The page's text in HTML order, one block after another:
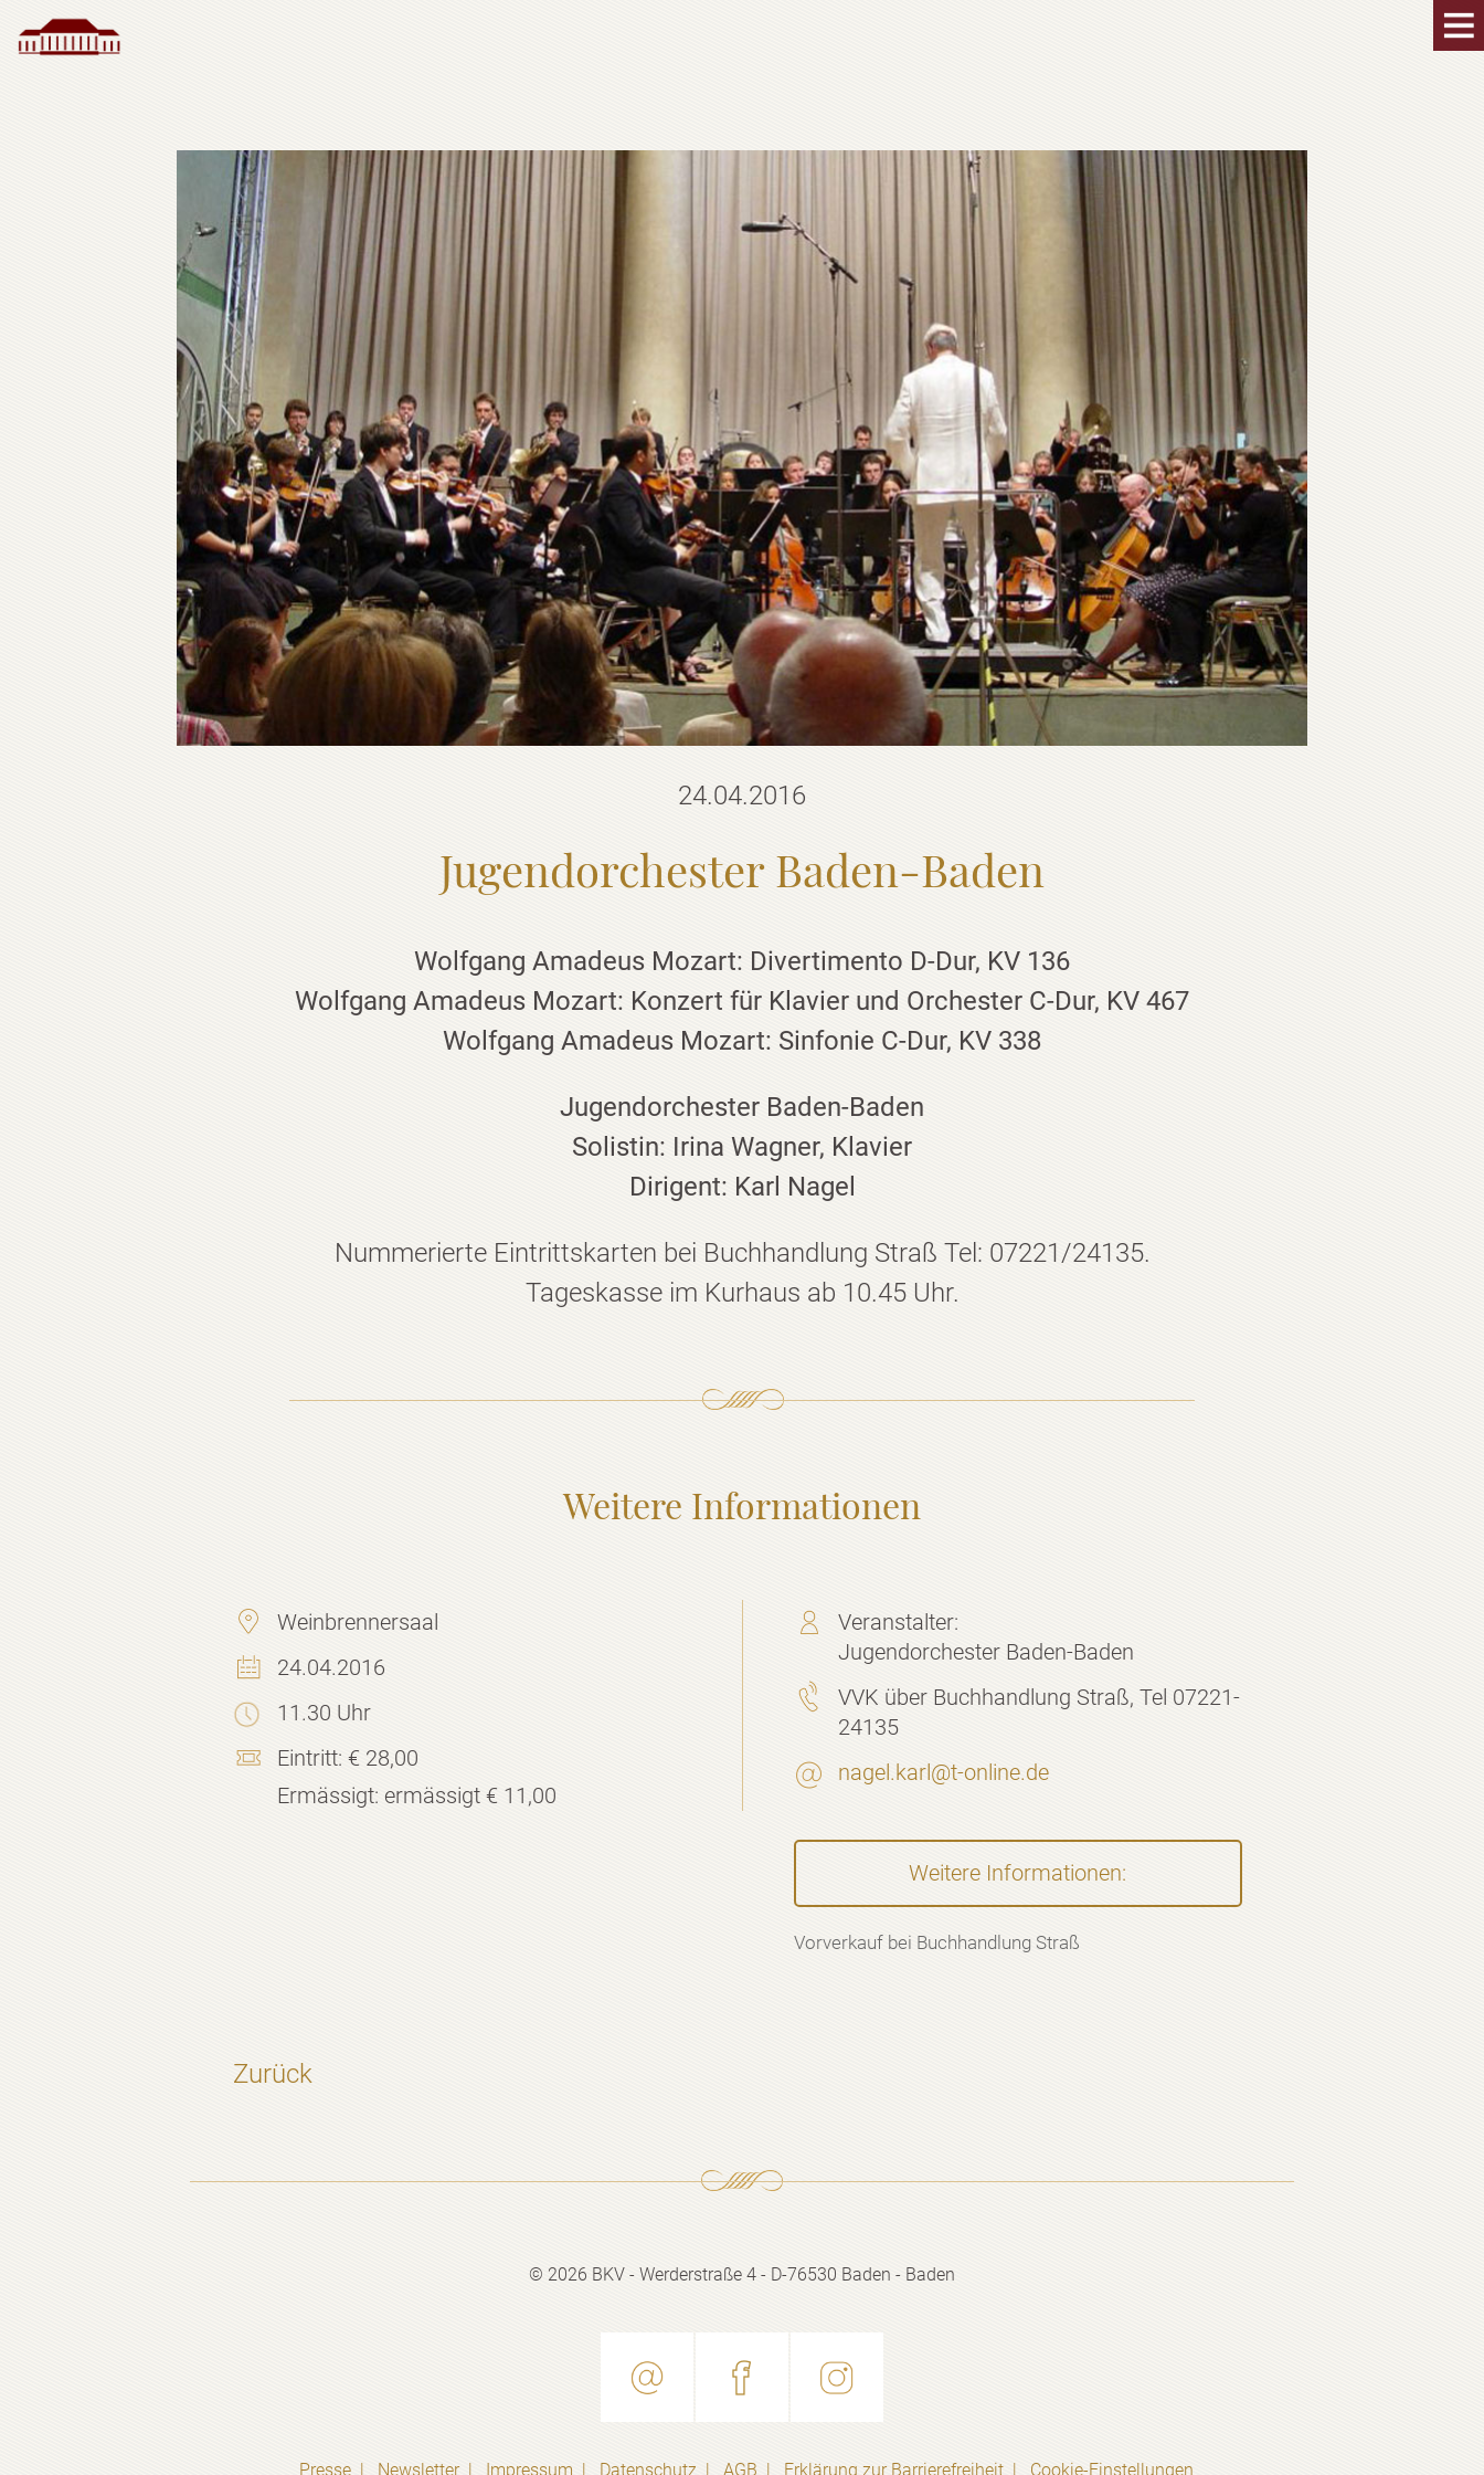
24.04.2016
Jugendorchester Baden-Baden
Wolfgang Amadeus Mozart: Divertimento D-Dur, KV 136
Wolfgang Amadeus Mozart: Konzert für Klavier und Orchester C-Dur, KV 467
Wolfgang Amadeus Mozart: Sinfonie C-Dur, KV 338
Jugendorchester Baden-Baden
Solistin: Irina Wagner, Klavier
Dirigent: Karl Nagel
Nummerierte Eintrittskarten bei Buchhandlung Straß Tel: 07221/24135.
Tageskasse im Kurhaus ab 10.45 Uhr.
Weitere Informationen
Weinbrennersaal
24.04.2016
11.30 Uhr
Eintritt: € 28,00
Ermässigt: ermässigt € 11,00
Veranstalter:
Jugendorchester Baden-Baden
VVK über Buchhandlung Straß, Tel 07221-
24135
nagel.karl@t-online.de
Weitere Informationen:
Vorverkauf bei Buchhandlung Straß
Zurück
© 2026 BKV - Werderstraße 4 - D-76530 Baden - Baden
Presse Newsletter Impressum Datenschutz AGB Erklärung zur Barrierefreiheit Cookie-Einstellungen